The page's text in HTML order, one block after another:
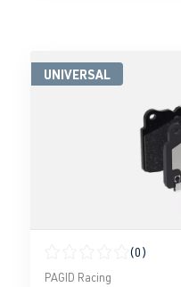
UNIVERSAL
Durchschnittliche
(0)
PAGID Racing